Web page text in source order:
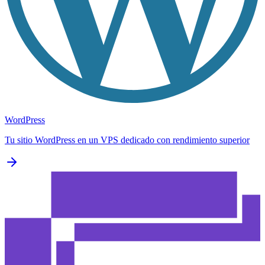
WordPress
Tu sitio WordPress en un VPS dedicado con rendimiento superior